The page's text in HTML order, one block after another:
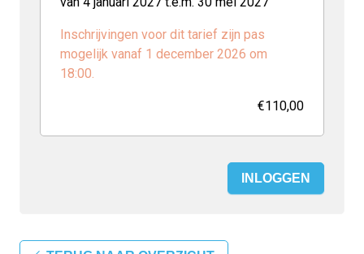
Inschrijvingen voor dit tarief zijn pas
mogelijk vanaf 1 december 2026 om
18:00.
€110,00
INLOGGEN